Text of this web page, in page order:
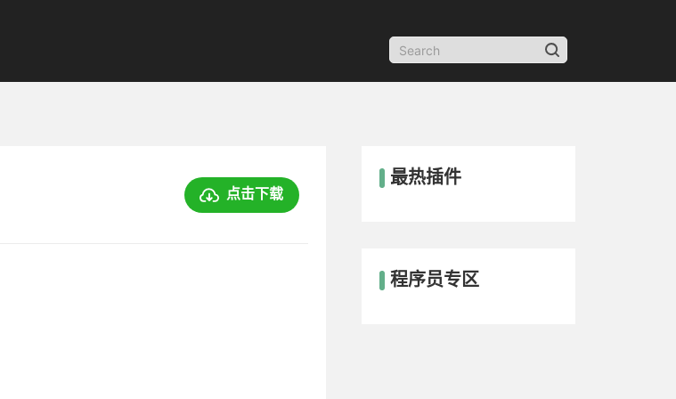
点击下载
最热插件
程序员专区